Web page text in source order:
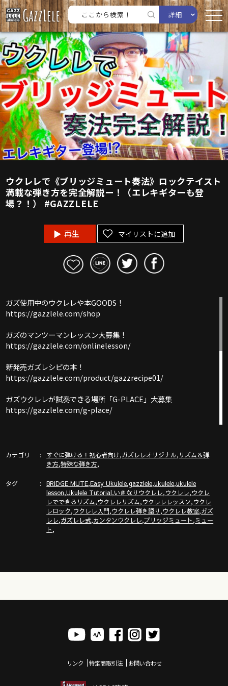
詳細
ウクレレで《ブリッジミュート奏法》ロックテイスト
満載な弾き方を完全解説ー！（エレキギターも登
場？！） #GAZZLELE
再生 マイリストに追加
ガズ使用中のウクレレや本GOODS！
https://gazzlele.com/shop
ガズのマンツーマンレッスン大募集！
https://gazzlele.com/onlinelesson/
新発売ガズレシピの本！
https://gazzlele.com/product/gazzrecipe01/
ガズウクレレが試奏できる場所「G-PLACE」大募集
https://gazzlele.com/g-place/
https://gazzlele.com/gazzclub/
ズレレ大学」の詳細はこちら
https://www.youtube.com/channel/
ウクレレ初心者レッスン動画シリーズ
https://gazzlele.com/beginner/
カテゴリ すぐに弾ける！初心者向け,ガズレレオリジナル, リズム＆弾
き方,特殊な弾き方,
タグ BRIDGE MUTE,Easy Ukulele,gazzlele,ukulele,ukulele
lesson,Ukulele Tutorial,いきなりウクレレ,ウクレレ,ウクレ
レでできるリズム,ウクレレリズム,ウクレレレッスン,ウクレ
レロック,ウクレレ入門,ウクレレ弾き語り ,ウクレレ教室,ガズ
レレ,ガズレレ式,カンタンウクレレ,ブリッジミュート,ミュー
ト,
リンク 特定商取引法 お問い合わせ